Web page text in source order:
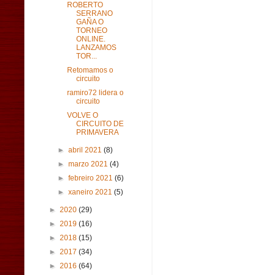
ROBERTO
SERRANO
GAÑA O
TORNEO
ONLINE.
LANZAMOS
TOR...
Retomamos o
circuito
ramiro72 lidera o
circuito
VOLVE O
CIRCUITO DE
PRIMAVERA
►abril 2021(8)
►marzo 2021(4)
►febreiro 2021(6)
►xaneiro 2021(5)
► 2020 (29)
► 2019 (16)
► 2018 (15)
► 2017 (34)
► 2016 (64)